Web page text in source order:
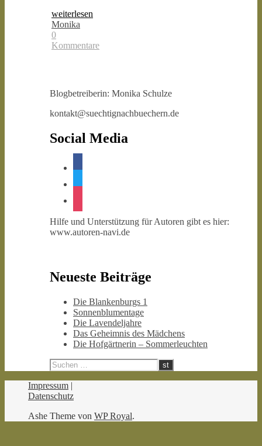
weiterlesen
Monika
0
Kommentare
Blogbetreiberin: Monika Schulze
kontakt@suechtignachbuechern.de
Social Media
Hilfe und Unterstützung für Autoren gibt es hier:
www.autoren-navi.de
Neueste Beiträge
Die Blankenburgs 1
Sonnenblumentage
Die Lavendeljahre
Das Geheimnis des Mädchens
Die Hofgärtnerin – Sommerleuchten
Impressum |
Datenschutz
Ashe Theme von WP Royal.